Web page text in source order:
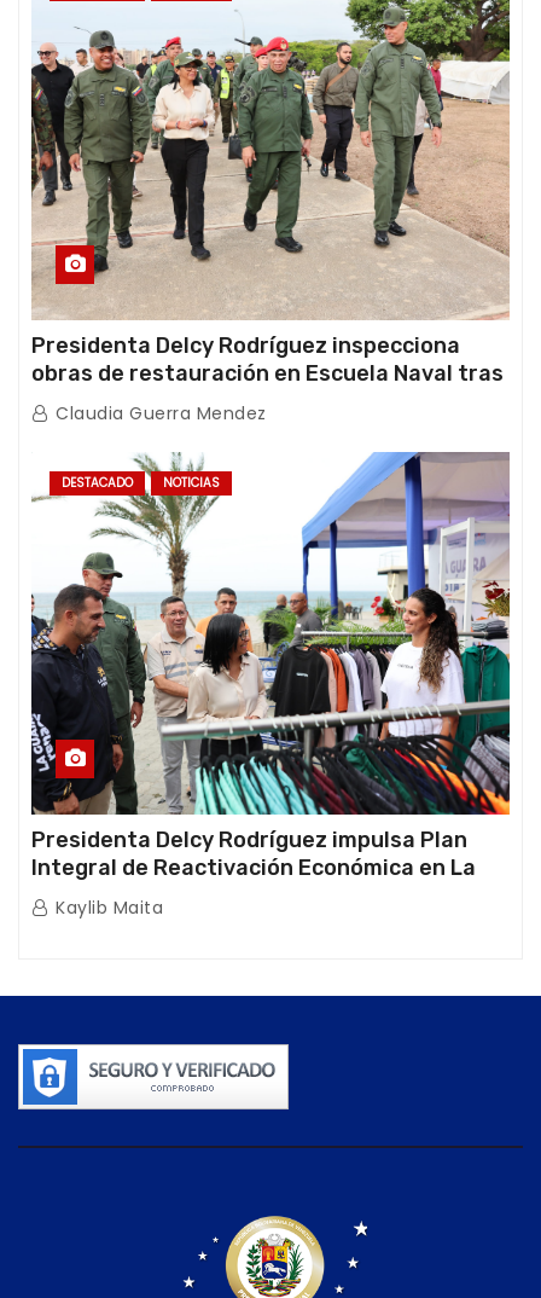
Presidenta Delcy Rodríguez inspecciona
obras de restauración en Escuela Naval tras
afectaciones sísmicas en La Guaira
Claudia Guerra Mendez
DESTACADO NOTICIAS
Presidenta Delcy Rodríguez impulsa Plan
Integral de Reactivación Económica en La
Guaira
Kaylib Maita